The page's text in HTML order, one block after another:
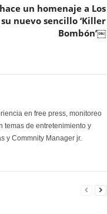
un homenaje a Los
nuevo sencillo ‘Killer
Bombón’￼
en free press, monitoreo
temas de entretenimiento y
y Commnity Manager jr.